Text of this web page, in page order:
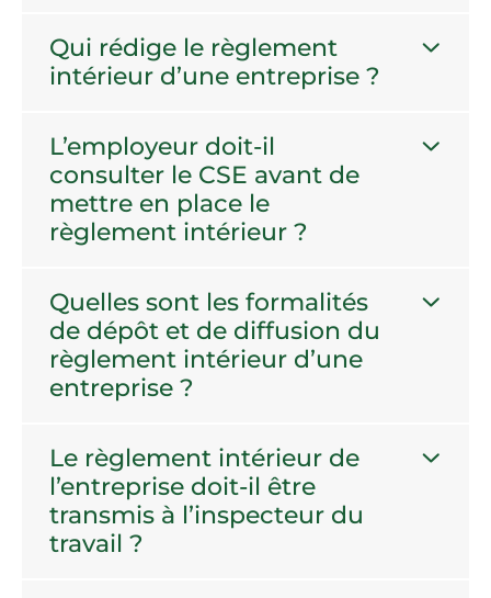
Qui rédige le règlement
intérieur d’une entreprise ?
L’employeur doit-il
consulter le CSE avant de
mettre en place le
règlement intérieur ?
Quelles sont les formalités
de dépôt et de diffusion du
règlement intérieur d’une
entreprise ?
Le règlement intérieur de
l’entreprise doit-il être
transmis à l’inspecteur du
travail ?